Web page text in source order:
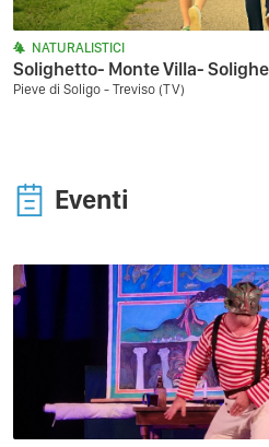
NATURALISTICI
Solighetto- Monte Villa-
Pieve di Soligo - Treviso (TV)
Eventi